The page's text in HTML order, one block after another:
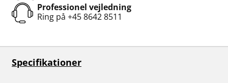
Professionel vejledning
Ring på +45 8642 8511
Specifikationer